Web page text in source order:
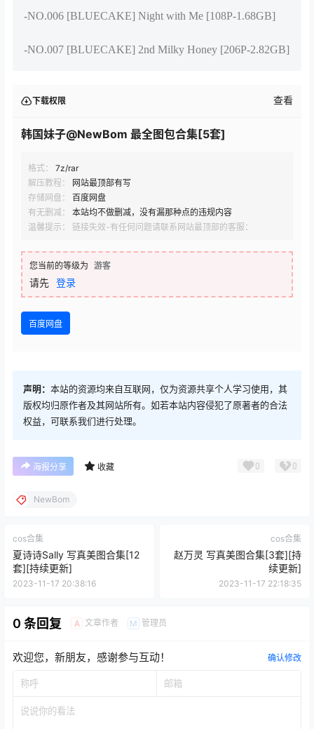
-NO.006 [BLUECAKE] Night with Me [108P-1.68GB]
-NO.007 [BLUECAKE] 2nd Milky Honey [206P-2.82GB]
下载权限 查看
韩国妹子@NewBom 最全图包合集[5套]
格式：
7z/rar
解压教程：
网站最顶部有写
存储网盘：
百度网盘
有无删减：
本站均不做删减，没有漏那种点的违规内容
温馨提示： 链接失效-有任何问题请联系网站最顶部的客服：
您当前的等级为 游客
请先 登录
百度网盘
声明： 本站的资源均来自互联网，仅为资源共享个人学习使用，其
版权均归原作者及其网站所有。如若本站内容侵犯了原著者的合法
权益，可联系我们进行处理。
海报分享 收藏 0 0
NewBom
cos合集
夏诗诗Sally 写真美图合集[12
套][持续更新]
2023-11-17 20:38:16
cos合集
赵万灵 写真美图合集[3套][持
续更新]
2023-11-17 22:18:35
0 条回复 A 文章作者 M 管理员
欢迎您，新朋友，感谢参与互动！ 确认修改